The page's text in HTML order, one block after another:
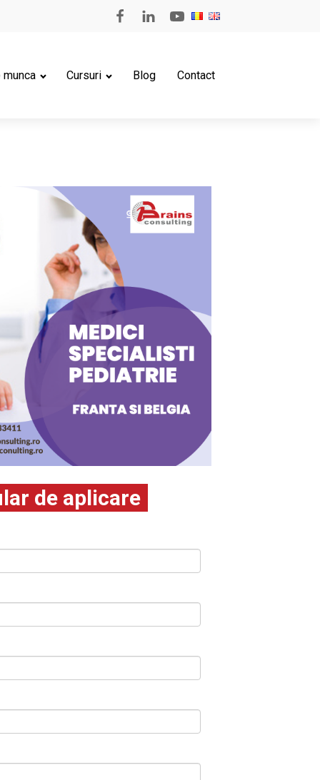
munca Cursuri Blog Contact
de aplicare